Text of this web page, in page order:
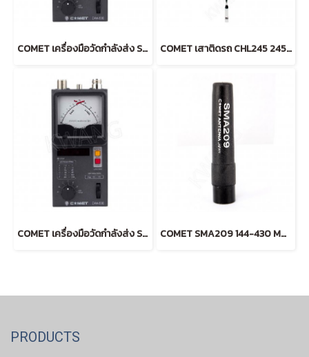
COMET เครื่องมือวัดกำลังส่ง SWR CAA500 COMET เสาติดรถ CHL245 245MHz (ฺSILVRE)
COMET เครื่องมือวัดกำลังส่ง SWR CAA-500 MarkII COMET SMA209 144-430 MHz (ฺBLACK)
PRODUCTS